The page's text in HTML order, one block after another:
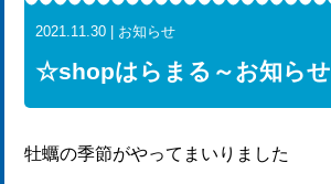
2021.11.30 | お知らせ
☆shopはらまる～お知らせ
牡蠣の季節がやってまいりました